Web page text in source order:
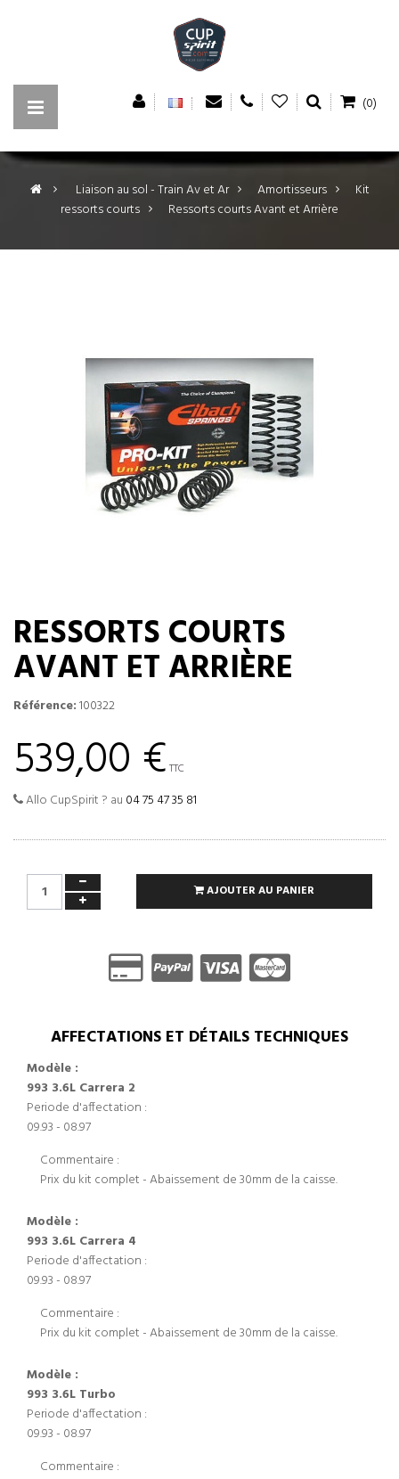
(0)
> Liaison au sol - Train Av et Ar > Amortisseurs >
Kit
ressorts courts > Ressorts courts Avant et Arrière
RESSORTS COURTS
AVANT ET ARRIÈRE
Référence:100322
539,00 € TTC
Allo CupSpirit ? au 04 75 47 35 81
AJOUTER AU PANIER
AFFECTATIONS ET DÉTAILS TECHNIQUES
Modèle :
993 3.6L Carrera 2
Periode d'affectation :
09.93 - 08.97
Commentaire :
Prix du kit complet - Abaissement de 30mm de la caisse.
Modèle :
993 3.6L Carrera 4
Periode d'affectation :
09.93 - 08.97
Commentaire :
Prix du kit complet - Abaissement de 30mm de la caisse.
Modèle :
993 3.6L Turbo
Periode d'affectation :
09.93 - 08.97
Commentaire :